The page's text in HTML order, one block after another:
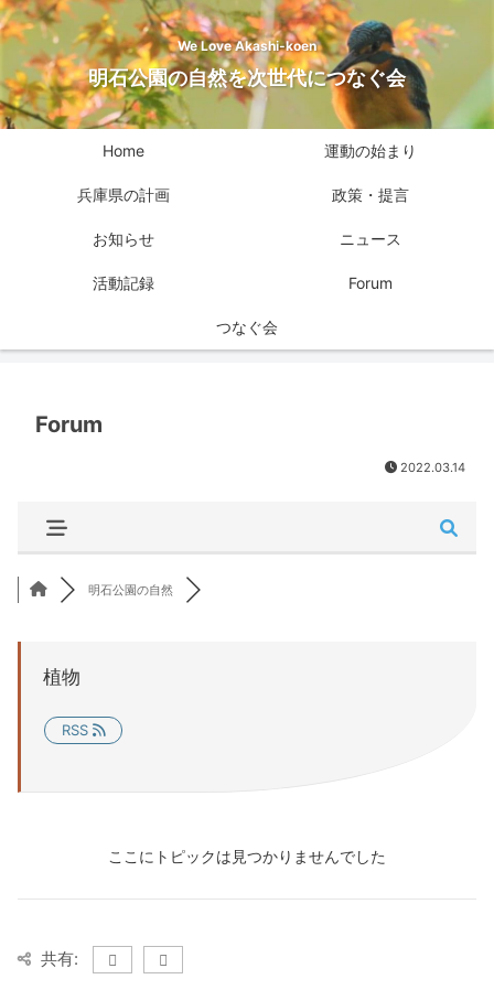
We Love Akashi-koen
明石公園の自然を次世代につなぐ会
Home 運動の始まり
兵庫県の計画 政策・提言
お知らせ ニュース
活動記録 Forum
つなぐ会
Forum
2022.03.14
明石公園の自然
植物
RSS
ここにトピックは見つかりませんでした
共有: